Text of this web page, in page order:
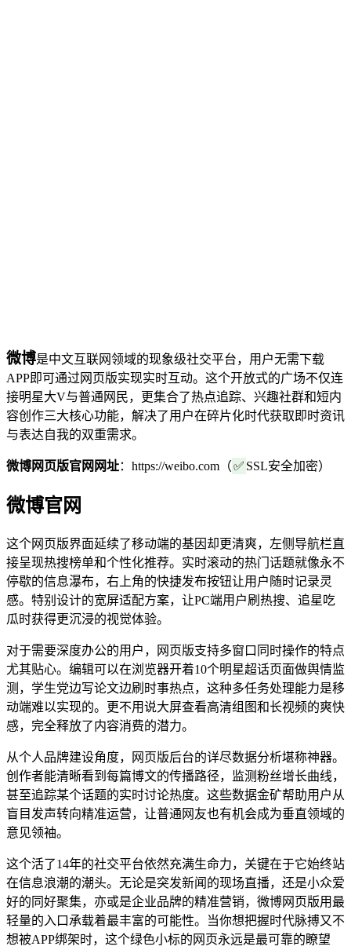
微博是中文互联网领域的现象级社交平台，用户无需下载
APP即可通过网页版实现实时互动。这个开放式的广场不仅连
接明星大V与普通网民，更集合了热点追踪、兴趣社群和短内
容创作三大核心功能，解决了用户在碎片化时代获取即时资讯
与表达自我的双重需求。
微博网页版官网网址：https://weibo.com（✅ SSL安全加密）
微博官网
这个网页版界面延续了移动端的基因却更清爽，左侧导航栏直
接呈现热搜榜单和个性化推荐。实时滚动的热门话题就像永不
停歇的信息瀑布，右上角的快捷发布按钮让用户随时记录灵
感。特别设计的宽屏适配方案，让PC端用户刷热搜、追星吃
瓜时获得更沉浸的视觉体验。
对于需要深度办公的用户，网页版支持多窗口同时操作的特点
尤其贴心。编辑可以在浏览器开着10个明星超话页面做舆情监
测，学生党边写论文边刷时事热点，这种多任务处理能力是移
动端难以实现的。更不用说大屏查看高清组图和长视频的爽快
感，完全释放了内容消费的潜力。
从个人品牌建设角度，网页版后台的详尽数据分析堪称神器。
创作者能清晰看到每篇博文的传播路径，监测粉丝增长曲线，
甚至追踪某个话题的实时讨论热度。这些数据金矿帮助用户从
盲目发声转向精准运营，让普通网友也有机会成为垂直领域的
意见领袖。
这个活了14年的社交平台依然充满生命力，关键在于它始终站
在信息浪潮的潮头。无论是突发新闻的现场直播，还是小众爱
好的同好聚集，亦或是企业品牌的精准营销，微博网页版用最
轻量的入口承载着最丰富的可能性。当你想把握时代脉搏又不
想被APP绑架时，这个绿色小标的网页永远是最可靠的瞭望